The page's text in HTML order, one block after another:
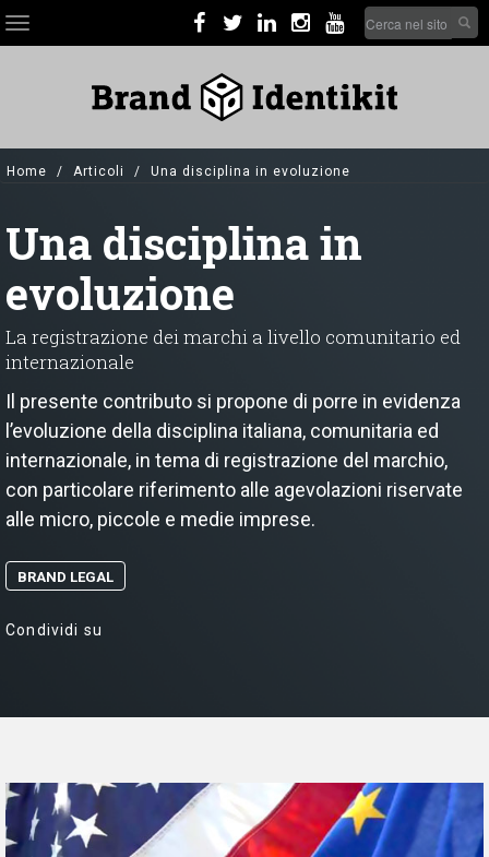
Skip
toToggle
navigation
Search
form
Home Articoli Una disciplina in evoluzione
Una disciplina in
evoluzione
La registrazione dei marchi a livello comunitario ed
internazionale
Il presente contributo si propone di porre in evidenza
l’evoluzione della disciplina italiana, comunitaria ed
internazionale, in tema di registrazione del marchio,
con particolare riferimento alle agevolazioni riservate
alle micro, piccole e medie imprese.
BRAND LEGAL
Condividi su